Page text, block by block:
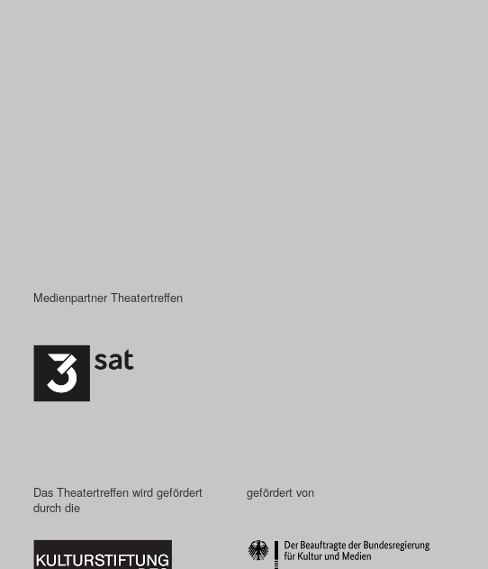
Medienpartner Theatertreffen
Das Theatertreffen wird gefördert
durch die
gefördert von